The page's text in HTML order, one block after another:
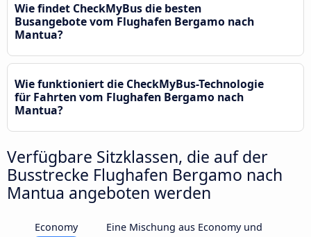
Wie findet CheckMyBus die besten
Busangebote vom Flughafen Bergamo nach
Mantua?
Wie funktioniert die CheckMyBus-Technologie
für Fahrten vom Flughafen Bergamo nach
Mantua?
Verfügbare Sitzklassen, die auf der
Busstrecke Flughafen Bergamo nach
Mantua angeboten werden
Economy
Eine Mischung aus Economy und